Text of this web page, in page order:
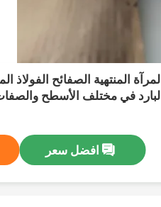
المرآة المنتهية الصفائح الفولاذ
البارد في مختلف الأسطح
افضل سعر